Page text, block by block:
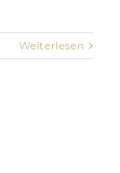
Weiterlesen